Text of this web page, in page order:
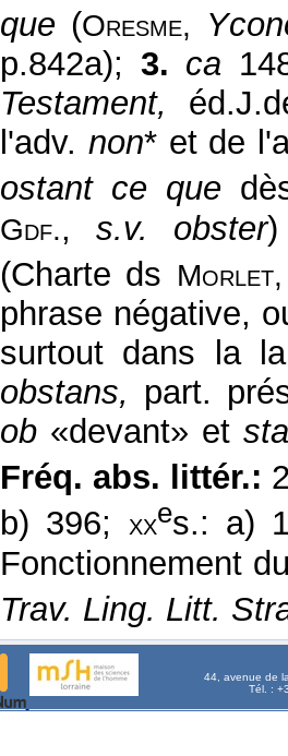
que (Oresme,
p.842a); 3. ca
Testament,
l'adv. non* et de
ostant ce que
Gdf., s.v. obster
(Charte ds Morlet,
phrase négative,
surtout dans la
obstans, part.
ob «devant» et
Fréq. abs. littér.:
b) 396; xxes.: a)
Fonctionnement
Trav. Ling. Litt.
44, avenue de
Tél. :